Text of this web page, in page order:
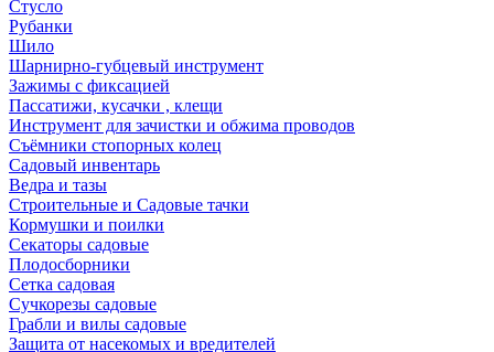
Стусло
Рубанки
Шило
Шарнирно-губцевый инструмент
Зажимы с фиксацией
Пассатижи, кусачки , клещи
Инструмент для зачистки и обжима проводов
Съёмники стопорных колец
Садовый инвентарь
Ведра и тазы
Строительные и Садовые тачки
Кормушки и поилки
Секаторы садовые
Плодосборники
Сетка садовая
Сучкорезы садовые
Грабли и вилы садовые
Защита от насекомых и вредителей